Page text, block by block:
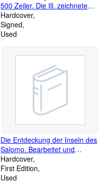
500 Zeiler. Die Ill. zeichnete
Wilhelm M. Busch
Hardcover
Signed
Used
Die Entdeckung der Inseln des
Salomo. Bearbeitet und
eingeleitet von Georg
Friederici.
Hardcover
First Edition
Used